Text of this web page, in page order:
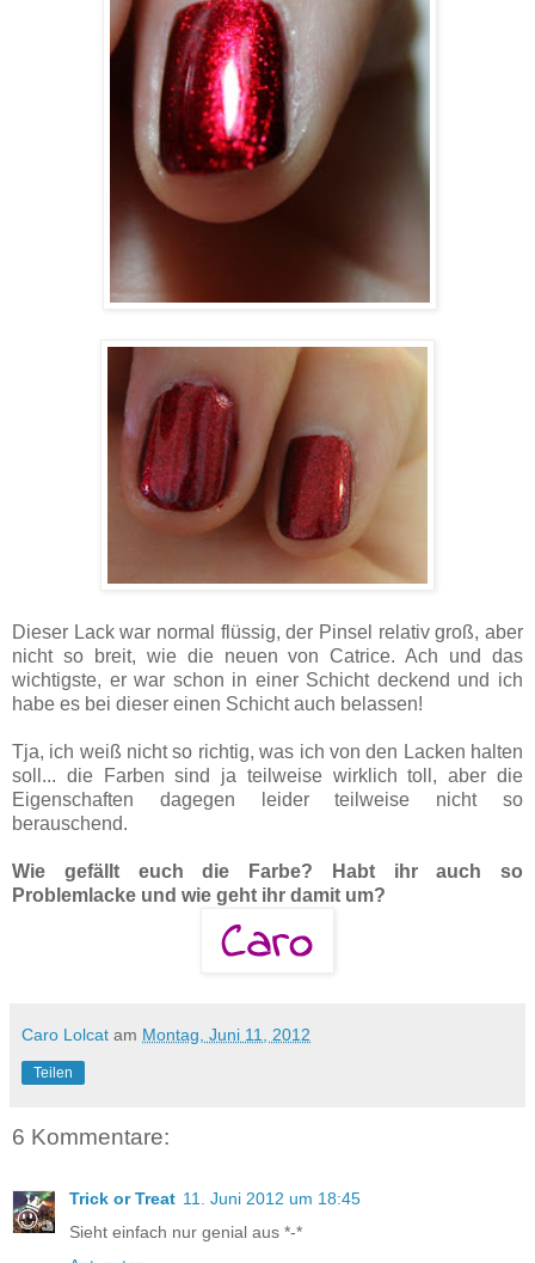
Dieser Lack war normal flüssig, der Pinsel relativ groß, aber
nicht so breit, wie die neuen von Catrice. Ach und das
wichtigste, er war schon in einer Schicht deckend und ich
habe es bei dieser einen Schicht auch belassen!
Tja, ich weiß nicht so richtig, was ich von den Lacken halten
soll... die Farben sind ja teilweise wirklich toll, aber die
Eigenschaften dagegen leider teilweise nicht so
berauschend.
Wie gefällt euch die Farbe? Habt ihr auch so
Problemlacke und wie geht ihr damit um?
Caro Lolcat am Montag, Juni 11, 2012
Teilen
6 Kommentare:
Trick or Treat 11. Juni 2012 um 18:45
Sieht einfach nur genial aus *-*